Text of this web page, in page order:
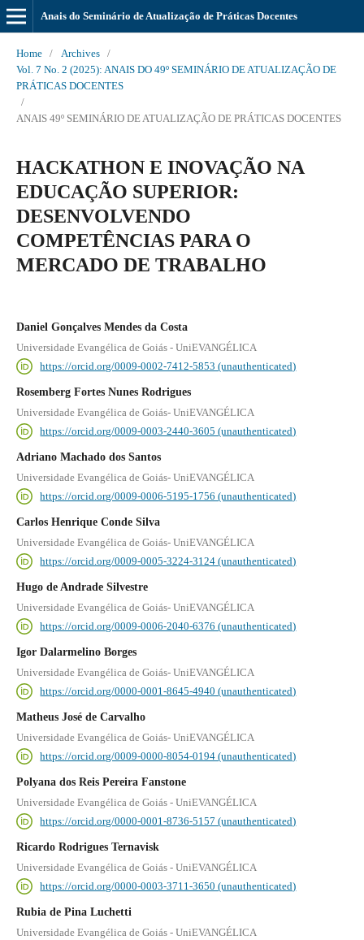
Anais do Seminário de Atualização de Práticas Docentes
Home / Archives
/
Vol. 7 No. 2 (2025): ANAIS DO 49º SEMINÁRIO DE ATUALIZAÇÃO DE
PRÁTICAS DOCENTES
/
ANAIS 49º SEMINÁRIO DE ATUALIZAÇÃO DE PRÁTICAS DOCENTES
HACKATHON E INOVAÇÃO NA
EDUCAÇÃO SUPERIOR:
DESENVOLVENDO
COMPETÊNCIAS PARA O
MERCADO DE TRABALHO
Daniel Gonçalves Mendes da Costa
Universidade Evangélica de Goiás - UniEVANGÉLICA
https://orcid.org/0009-0002-7412-5853 (unauthenticated)
Rosemberg Fortes Nunes Rodrigues
Universidade Evangélica de Goiás- UniEVANGÉLICA
https://orcid.org/0009-0003-2440-3605 (unauthenticated)
Adriano Machado dos Santos
Universidade Evangélica de Goiás- UniEVANGÉLICA
https://orcid.org/0009-0006-5195-1756 (unauthenticated)
Carlos Henrique Conde Silva
Universidade Evangélica de Goiás- UniEVANGÉLICA
https://orcid.org/0009-0005-3224-3124 (unauthenticated)
Hugo de Andrade Silvestre
Universidade Evangélica de Goiás- UniEVANGÉLICA
https://orcid.org/0009-0006-2040-6376 (unauthenticated)
Igor Dalarmelino Borges
Universidade Evangélica de Goiás- UniEVANGÉLICA
https://orcid.org/0000-0001-8645-4940 (unauthenticated)
Matheus José de Carvalho
Universidade Evangélica de Goiás- UniEVANGÉLICA
https://orcid.org/0009-0000-8054-0194 (unauthenticated)
Polyana dos Reis Pereira Fanstone
Universidade Evangélica de Goiás - UniEVANGÉLICA
https://orcid.org/0000-0001-8736-5157 (unauthenticated)
Ricardo Rodrigues Ternavisk
Universidade Evangélica de Goiás - UniEVANGÉLICA
https://orcid.org/0000-0003-3711-3650 (unauthenticated)
Rubia de Pina Luchetti
Universidade Evangélica de Goiás - UniEVANGÉLICA